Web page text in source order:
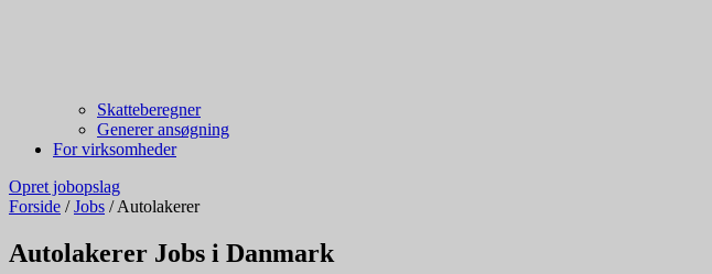
Skatteberegner
Generer ansøgning
For virksomheder
Opret jobopslag
Forside / Jobs / Autolakerer
Autolakerer Jobs i Danmark